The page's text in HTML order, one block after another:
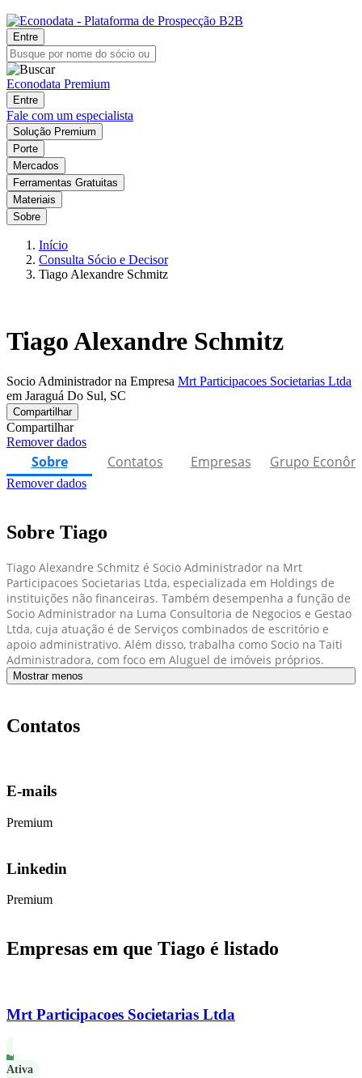
Entre
Econodata Premium
Entre
Fale com um especialista
Solução Premium
Porte
Mercados
Ferramentas Gratuitas
Materiais
Sobre
Início
Consulta Sócio e Decisor
Tiago Alexandre Schmitz
Tiago Alexandre Schmitz
Socio Administrador na Empresa Mrt Participacoes Societarias Ltda
em Jaraguá Do Sul, SC
Compartilhar
Compartilhar
Remover dados
Sobre Contatos Empresas Grupo
Remover dados
Sobre Tiago
Tiago Alexandre Schmitz é Socio Administrador na Mrt
Participacoes Societarias Ltda, especializada em Holdings de
instituições não financeiras. Também desempenha a função de
Socio Administrador na Luma Consultoria de Negocios e Gestao
Ltda, cuja atuação é de Serviços combinados de escritório e
apoio administrativo. Além disso, trabalha como Socio na Taiti
Administradora, com foco em Aluguel de imóveis próprios.
Mostrar menos
Contatos
E-mails
Premium
Linkedin
Premium
Empresas em que Tiago é listado
Mrt Participacoes Societarias Ltda
Ativa